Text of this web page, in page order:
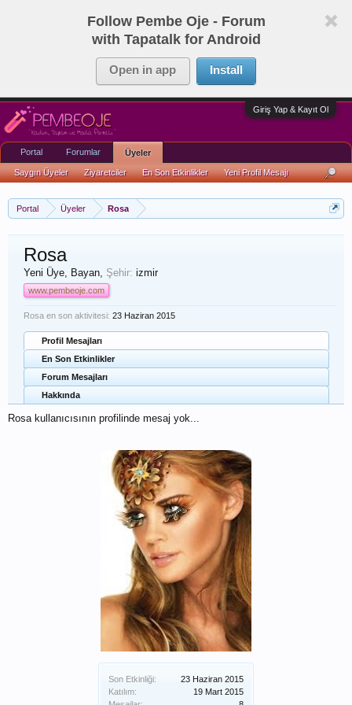
Follow Pembe Oje - Forum
with Tapatalk for Android
Open in app Install
Giriş Yap & Kayıt Ol
Portal Üyeler Rosa
Son Etkinliği:
23 Haziran 2015
Katılım:
19 Mart 2015
Rosa
Yeni Üye, Bayan, Şehir: izmir
www.pembeoje.com
Rosa en son aktivitesi: 23 Haziran 2015
Profil Mesajları
En Son Etkinlikler
Forum Mesajları
Hakkında
Rosa kullanıcısının profilinde mesaj yok...
Portal Forumlar Üyeler
Saygın Üyeler Ziyaretciler En Son Etkinlikler Yeni Profil Mesajı